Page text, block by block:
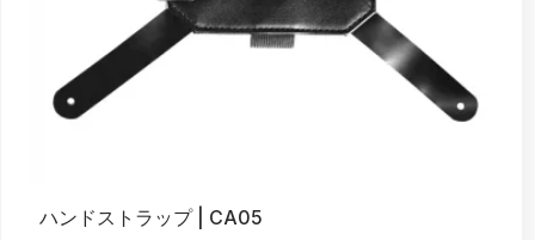
ハンドストラップ | CA05